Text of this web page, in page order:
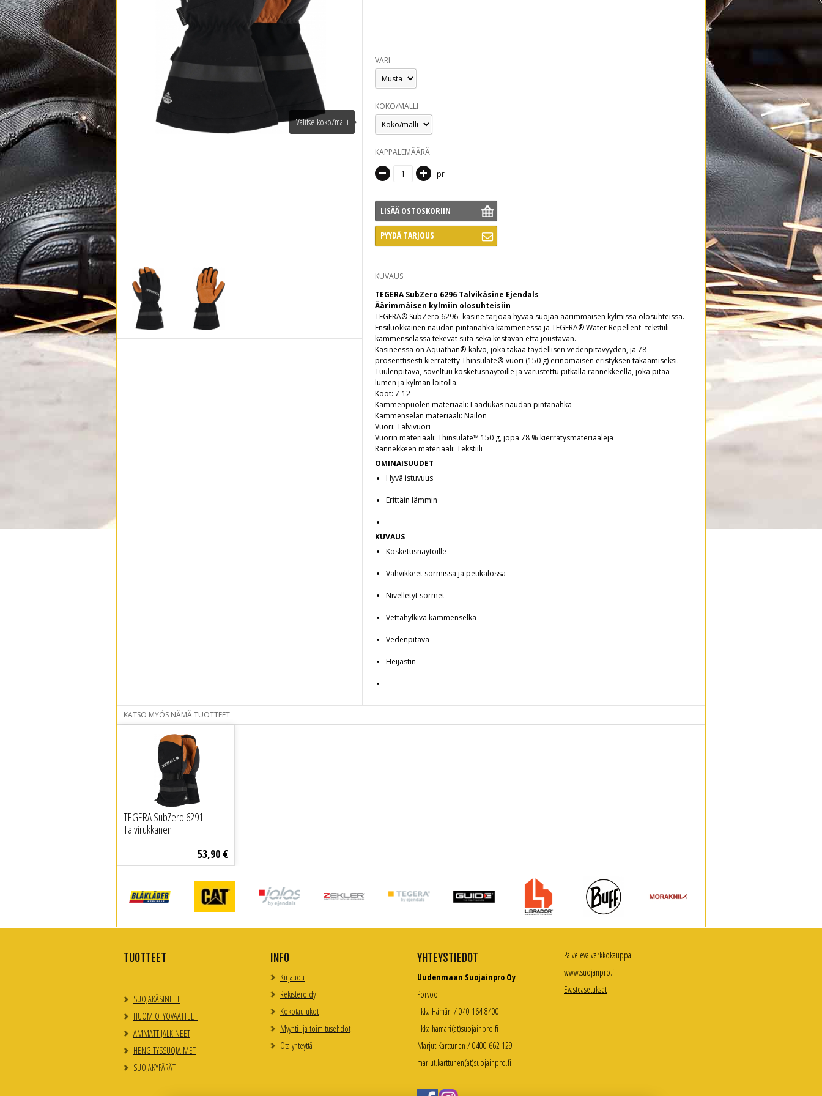
VÄRI
KOKO/MALLI
KAPPALEMÄÄRÄ
pr
LISÄÄ OSTOSKORIIN
PYYDÄ TARJOUS
KUVAUS
TEGERA SubZero 6296 Talvikäsine Ejendals
Äärimmäisen kylmiin olosuhteisiin
TEGERA® SubZero 6296 -käsine tarjoaa hyvää suojaa äärimmäisen kylmissä olosuhteissa.
Ensiluokkainen naudan pintanahka kämmenessä ja TEGERA® Water Repellent -tekstiili
kämmenselässä tekevät siitä sekä kestävän että joustavan.
Käsineessä on Aquathan®-kalvo, joka takaa täydellisen vedenpitävyyden, ja 78-
prosenttisesti kierrätetty Thinsulate®-vuori (150 g) erinomaisen eristyksen takaamiseksi.
Tuulenpitävä, soveltuu kosketusnäytöille ja varustettu pitkällä rannekkeella, joka pitää
lumen ja kylmän loitolla.
Koot: 7-12
Kämmenpuolen materiaali: Laadukas naudan pintanahka
Kämmenselän materiaali: Nailon
Vuori: Talvivuori
Vuorin materiaali: Thinsulate™ 150 g, jopa 78 % kierrätysmateriaaleja
Rannekkeen materiaali: Tekstiili
OMINAISUUDET
Hyvä istuvuus
Erittäin lämmin
KUVAUS
Kosketusnäytöille
Vahvikkeet sormissa ja peukalossa
Nivelletyt sormet
Vettähylkivä kämmenselkä
Vedenpitävä
Heijastin
KATSO MYÖS NÄMÄ TUOTTEET
TEGERA SubZero 6291
Talvirukkanen
53,90 €
TUOTTEET
SUOJAKÄSINEET
HUOMIOTYÖVAATTEET
AMMATTIJALKINEET
HENGITYSSUOJAIMET
SUOJAKYPÄRÄT
INFO
Kirjaudu
Rekisteröidy
Kokotaulukot
Myynti- ja toimitusehdot
Ota yhteyttä
YHTEYSTIEDOT
Uudenmaan Suojainpro Oy
Porvoo
Ilkka Hämäri / 040 164 8400
ilkka.hamari(at)suojainpro.fi
Marjut Karttunen / 0400 662 129
marjut.karttunen(at)suojainpro.fi
Palveleva verkkokauppa:
www.suojanpro.fi
Evästeasetukset
Valitse koko/malli